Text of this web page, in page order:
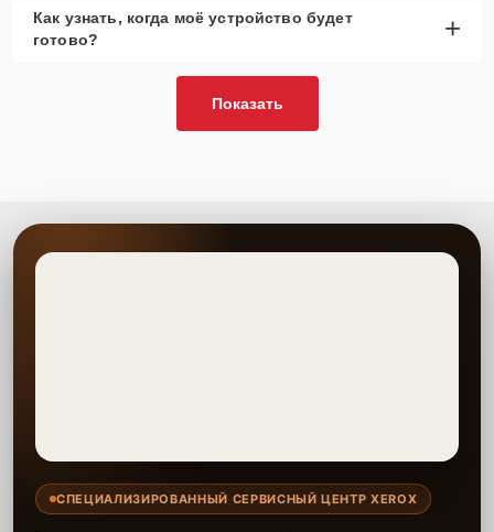
Как узнать, когда моё устройство будет
готово?
+
Показать
СПЕЦИАЛИЗИРОВАННЫЙ СЕРВИСНЫЙ ЦЕНТР XEROX